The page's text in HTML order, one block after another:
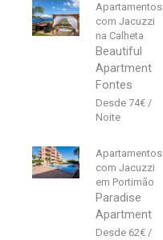
Apartamentos
com Jacuzzi
na Calheta
Beautiful
Apartment
Fontes
74€
Apartamentos
com Jacuzzi
em Portimão
Paradise
Apartment
62€